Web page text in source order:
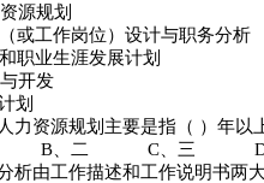
源规划
或工作岗位）设计与职务分析
职业生涯发展计划
开发
划
力资源规划主要是指（ ）年以
B、二 C、三 D
析由工作描述和工作说明书两